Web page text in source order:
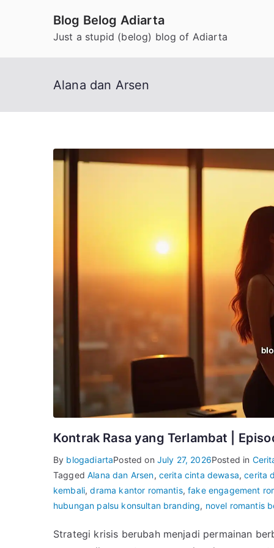
Blog Belog Adiarta
Just a stupid (belog) blog of Adiarta
Alana dan Arsen
Kontrak Rasa yang Terlambat |
By blogadiartaPosted on July 27, 2026Posted in
TaggedAlana dan Arsen, cerita cinta dewasa,cerita
kembali,drama kantor romantis,fake engagement
hubungan palsu konsultan branding, novel romantis
Strategi krisis berubah menjadi permainan